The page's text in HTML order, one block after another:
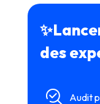
des
Audit